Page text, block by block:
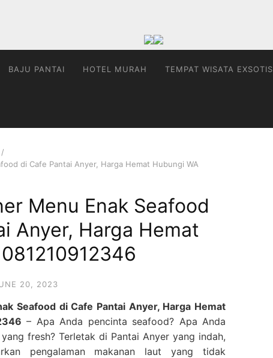
BAJU PANTAI HOTEL MURAH TEMPAT WISATA EXSOTIS
di Cafe Pantai Anyer, Harga Hemat Hubungi WA
Menu Enak Seafood
Anyer, Harga Hemat
20, 2023
Seafood di Cafe Pantai Anyer, Harga Hemat
– Apa Anda pencinta seafood? Apa Anda
fresh? Terletak di Pantai Anyer yang indah,
pengalaman makanan laut yang tidak